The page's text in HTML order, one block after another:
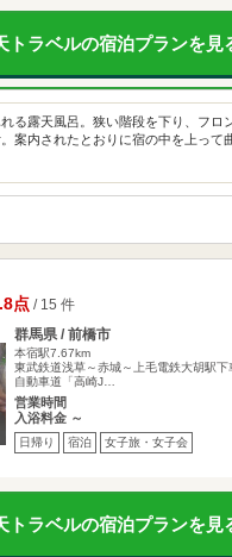
トラベルの宿泊プランを見
る露天風呂。狭い階段を下り、フロ
案内されたとおりに宿の中を上って
点/ 15 件
群馬県 / 前橋市
本宿駅7.67km
東武鉄道浅草～赤城～上毛電鉄大胡駅下
自動車道「高崎J…
営業時間
入浴料金 ～
日帰り 宿泊 女子旅・女子会
トラベルの宿泊プランを見